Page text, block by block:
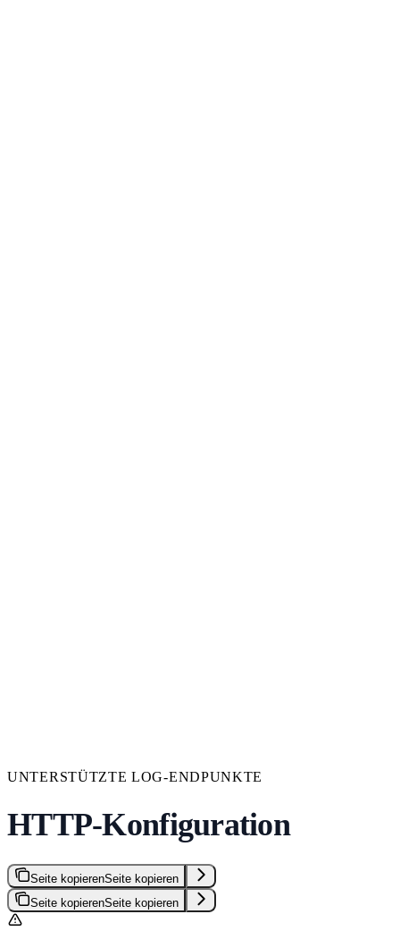
UNTERSTÜTZTE LOG-ENDPUNKTE
HTTP-Konfiguration
Seite kopierenSeite kopieren
Seite kopierenSeite kopieren